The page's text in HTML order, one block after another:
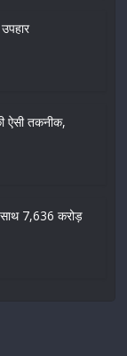
ऐसी तकनीक,
7,636 करोड़